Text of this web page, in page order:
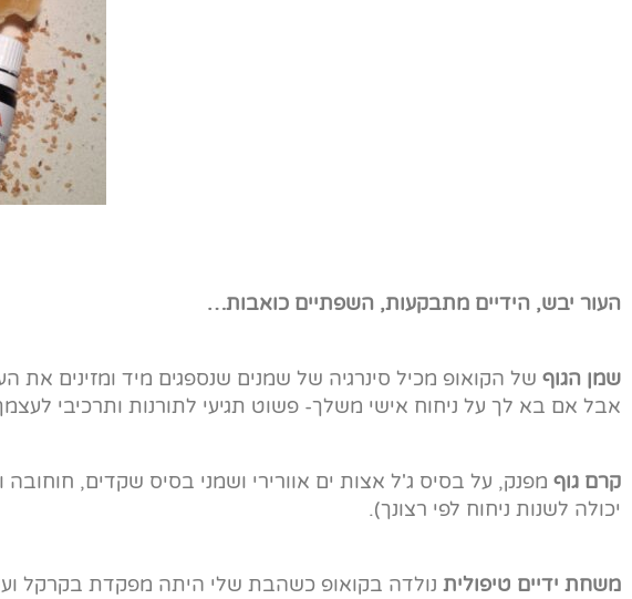
העור יבש, הידיים מתבקעות, השפתיים כואבות…
שמן הגוף של הקואופ מכיל סינרגיה של שמנים שנספגים מיד ומזינים את
אבל אם בא לך על ניחוח אישי משלך- פשוט תגיעי לתורנות ותרכיבי
קרם גוף מפנק, על בסיס ג'ל אצות ים אוורירי ושמני בסיס שקדים,
יכולה לשנות ניחוח לפי רצונך).
משחת ידיים טיפולית נולדה בקואופ כשהבת שלי היתה מפקדת בקרקל